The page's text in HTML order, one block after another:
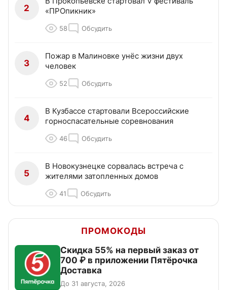
2
«ПРОпикник»
58 Обсудить
3
Пожар в Малиновке унёс жизни двух
человек
52 Обсудить
4
В Кузбассе стартовали Всероссийские
горноспасательные соревнования
46 Обсудить
5
В Новокузнецке сорвалась встреча с
жителями затопленных домов
41 Обсудить
ПРОМОКОДЫ
Скидка 55% на первый заказ от
700 ₽ в приложении Пятёрочка
Доставка
До 31 августа, 2026